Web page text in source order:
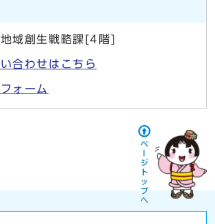
域創生戦略課[4階]
合わせはこちら
ォーム